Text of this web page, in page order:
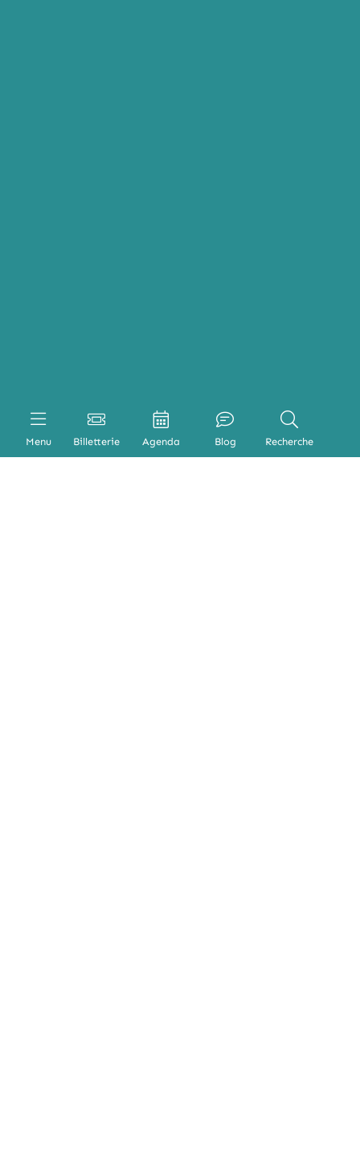
Menu Billetterie Agenda Blog Recherche